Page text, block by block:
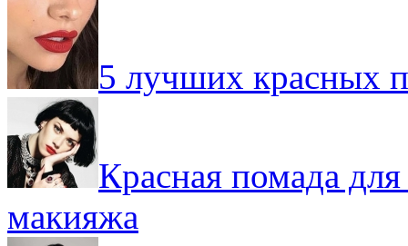
5 лучших красных
Красная помада
макияжа